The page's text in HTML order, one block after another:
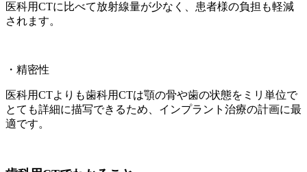
医科用CTに比べて放射線量が少なく、患者様の負担も軽減
されます。
・精密性
医科用CTよりも歯科用CTは顎の骨や歯の状態をミリ単位で
とても詳細に描写できるため、インプラント治療の計画に最
適です。